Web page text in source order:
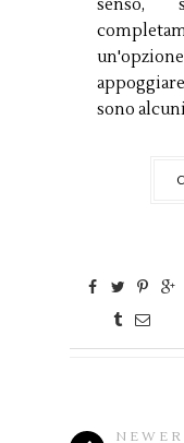
senso,
sono
NEWER